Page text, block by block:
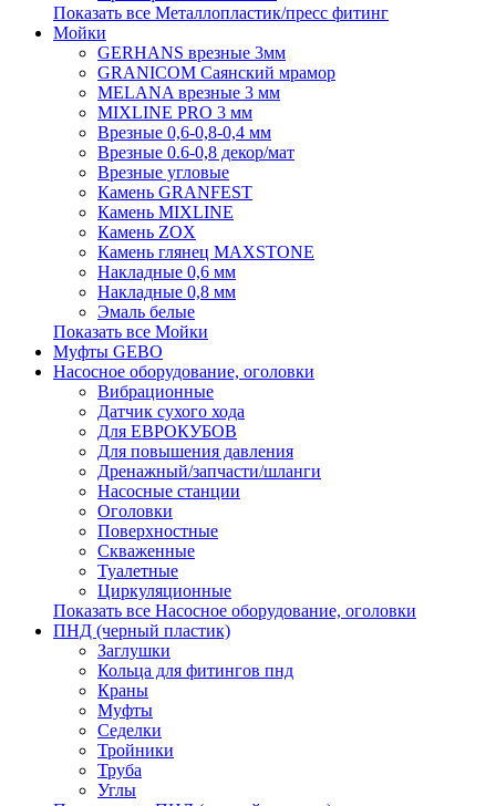
Показать все Металлопластик/пресс фитинг
Мойки
GERHANS врезные 3мм
GRANICOM Саянский мрамор
MELANA врезные 3 мм
MIXLINE PRO 3 мм
Врезные 0,6-0,8-0,4 мм
Врезные 0.6-0,8 декор/мат
Врезные угловые
Камень GRANFEST
Камень MIXLINE
Камень ZOX
Камень глянец MAXSTONE
Накладные 0,6 мм
Накладные 0,8 мм
Эмаль белые
Показать все Мойки
Муфты GEBO
Насосное оборудование, оголовки
Вибрационные
Датчик сухого хода
Для ЕВРОКУБОВ
Для повышения давления
Дренажный/запчасти/шланги
Насосные станции
Оголовки
Поверхностные
Скваженные
Туалетные
Циркуляционные
Показать все Насосное оборудование, оголовки
ПНД (черный пластик)
Заглушки
Кольца для фитингов пнд
Краны
Муфты
Седелки
Тройники
Труба
Углы